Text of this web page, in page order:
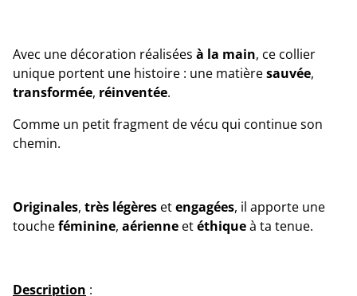
Avec une décoration réalisées à la main, ce collier
unique portent une histoire : une matièresauvée,
transformée, réinventée.
Comme un petit fragment de vécu qui continue son
chemin.
Originales, très légères etengagées, il apporte une
toucheféminine, aérienne etéthiqueà ta tenue.
Description :